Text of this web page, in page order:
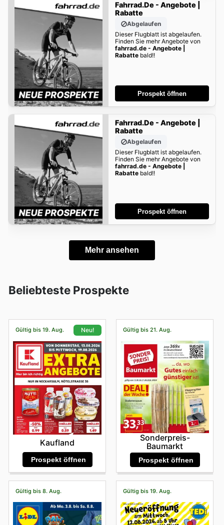
Fahrrad.de - Angebote |
Rabatte
Abgelaufen
Dieser Flugblatt ist abgelaufen.
Finden Sie mehr Angebote von
fahrrad.de - Angebote |
Rabattebald!!
Prospekt öffnen
Fahrrad.de - Angebote |
Rabatte
Abgelaufen
Dieser Flugblatt ist abgelaufen.
Finden Sie mehr Angebote von
fahrrad.de - Angebote |
Rabattebald!!
Prospekt öffnen
Mehr ansehen
Beliebteste Prospekte
Gültig bis 19. Aug. Neu!
Kaufland
Prospekt öffnen
Gültig bis 21. Aug.
Sonderpreis-
Baumarkt
Prospekt öffnen
Gültig bis 8. Aug. Gültig bis 19. Aug.